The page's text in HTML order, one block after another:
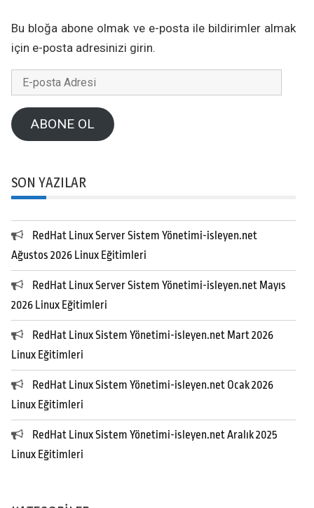
Bu bloğa abone olmak ve e-posta ile bildirimler almak
için e-posta adresinizi girin.
posta
AdresiABONE OL
SON YAZILAR
RedHat Linux Server Sistem Yönetimi-isleyen.net
Ağustos 2026 Linux Eğitimleri
RedHat Linux Server Sistem Yönetimi-isleyen.net Mayıs
2026 Linux Eğitimleri
RedHat Linux Sistem Yönetimi-isleyen.net Mart 2026
Linux Eğitimleri
RedHat Linux Sistem Yönetimi-isleyen.net Ocak 2026
Linux Eğitimleri
RedHat Linux Sistem Yönetimi-isleyen.net Aralık 2025
Linux Eğitimleri